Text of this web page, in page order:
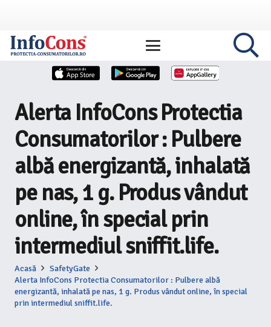
Alerta InfoCons Protectia
Consumatorilor : Pulbere
albă energizantă, inhalată
pe nas, 1 g. Produs vândut
online, în special prin
intermediul sniffit.life.
Acasă
SafetyGate
Alerta InfoCons Protectia Consumatorilor : Pulbere albă
energizantă, inhalată pe nas, 1 g. Produs vândut online, în special
prin intermediul sniffit.life.